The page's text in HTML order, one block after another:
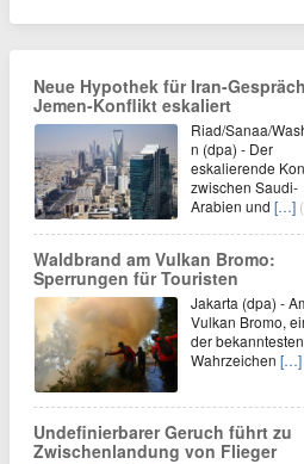
Neue Hypothek für Iran-
Jemen-Konflikt eskaliert
Riad/Sanaa/
n (dpa) - Der
eskalierende
zwischen Saudi-
Arabien und […]
Waldbrand am Vulkan Bromo:
Sperrungen für Touristen
Jakarta (dpa) -
Vulkan Bromo,
der
Wahrzeichen […]
Undefinierbarer Geruch führt zu
Zwischenlandung von Flieger